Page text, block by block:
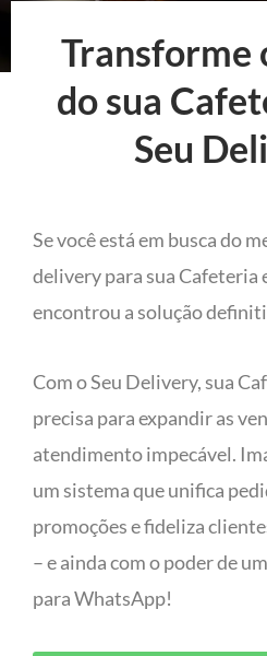
Transforme
do sua
Seu
Se você está em busca do
delivery para sua Cafeteria
encontrou a solução
Com o Seu Delivery, sua
precisa para expandir as
atendimento impecável.
um sistema que unifica
promoções e fideliza
– e ainda com o poder de
para WhatsApp!